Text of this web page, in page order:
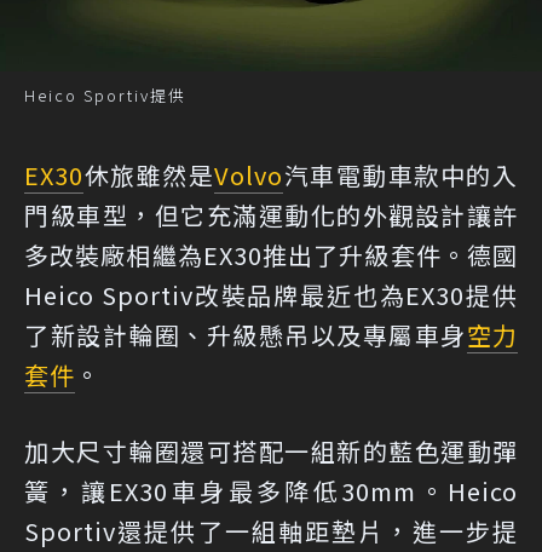
Heico Sportiv提供
EX30休旅雖然是Volvo汽車電動車款中的入
門級車型，但它充滿運動化的外觀設計讓許
多改裝廠相繼為EX30推出了升級套件。德國
Heico Sportiv改裝品牌最近也為EX30提供
了新設計輪圈、升級懸吊以及專屬車身空力
套件 。
加大尺寸輪圈還可搭配一組新的藍色運動彈
簧，讓EX30車身最多降低30mm。Heico
Sportiv還提供了一組軸距墊片，進一步提